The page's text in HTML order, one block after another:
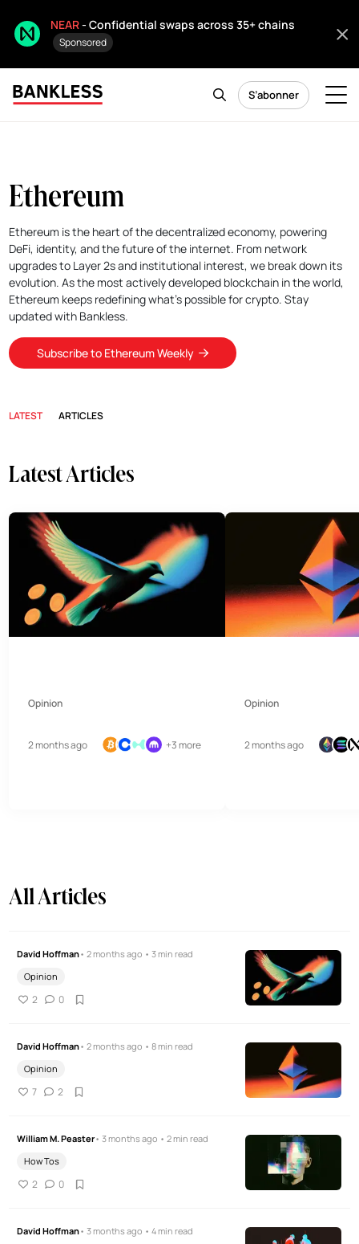
NEAR- Confidential swaps across 35+ chains
Sponsored
S’abonner
Ethereum
Ethereum is the heart of the decentralized economy, powering
DeFi, identity, and the future of the internet. From network
upgrades to Layer 2s and institutional interest, we break down its
evolution. As the most actively developed blockchain in the world,
Ethereum keeps redefining what’s possible for crypto. Stay
updated with Bankless.
Subscribe to Ethereum Weekly
LATEST ARTICLES
Latest Articles
Opinion
2 months ago +3 more
Opinion
2 months ago
All Articles
David Hoffman• 2 months ago • 3 min read
Opinion
2 0
David Hoffman• 2 months ago • 8 min read
Opinion
7 2
William M. Peaster• 3 months ago • 2 min read
How Tos
2 0
David Hoffman• 3 months ago • 4 min read